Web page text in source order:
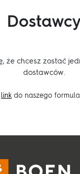
że chcesz zostać
dostawców.
link do naszego